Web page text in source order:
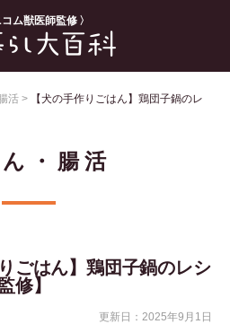
コム獣医師監修 〉
活 >
【犬の手作りごはん】鶏団子鍋のレ
・腸活
ごはん】鶏団子鍋のレシ
修】
更新日：2025年9月1日